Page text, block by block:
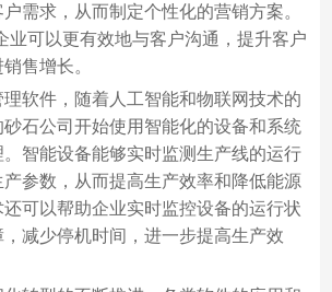
需求，从而制定个性化的营销方案。
业可以更有效地与客户沟通，提升客户
售增长。
软件，随着人工智能和物联网技术的
石公司开始使用智能化的设备和系统
智能设备能够实时监测生产线的运行
参数，从而提高生产效率和降低能源
可以帮助企业实时监控设备的运行状
减少停机时间，进一步提高生产效